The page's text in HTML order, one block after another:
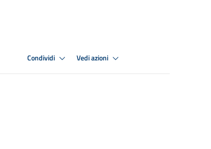
Condividi Vedi azioni